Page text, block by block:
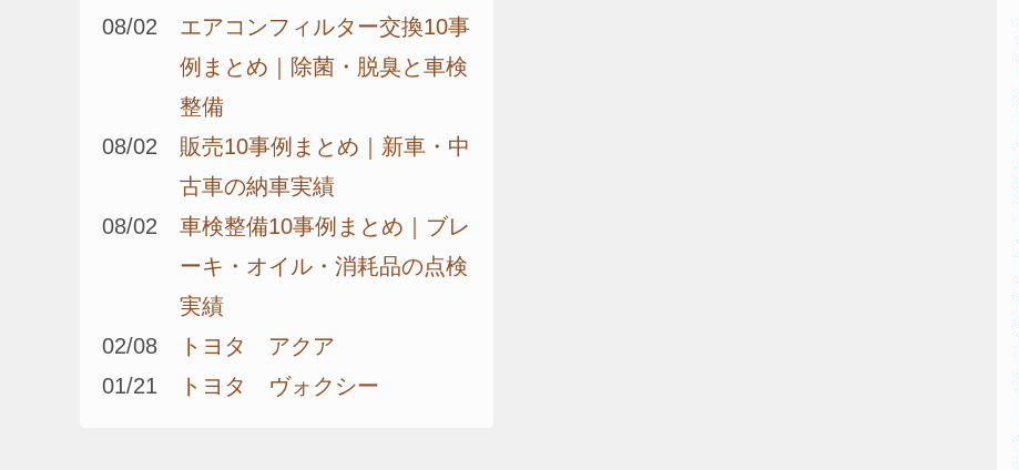
08/02
エアコンフィルター交換10事
例まとめ｜除菌・脱臭と車検
整備
08/02
販売10事例まとめ｜新車・中
古車の納車実績
08/02
車検整備10事例まとめ｜ブレ
ーキ・オイル・消耗品の点検
実績
02/08
トヨタ アクア
01/21
トヨタ ヴォクシー